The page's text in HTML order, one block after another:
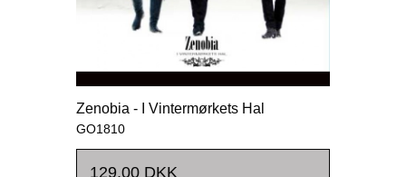
Zenobia - I Vintermørkets Hal
GO1810
129,00 DKK